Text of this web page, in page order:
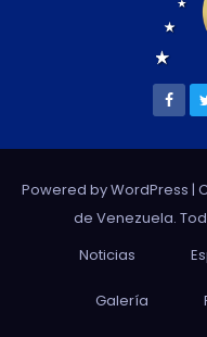
Powered by WordPress |
de Venezuela.
Noticias
Galería